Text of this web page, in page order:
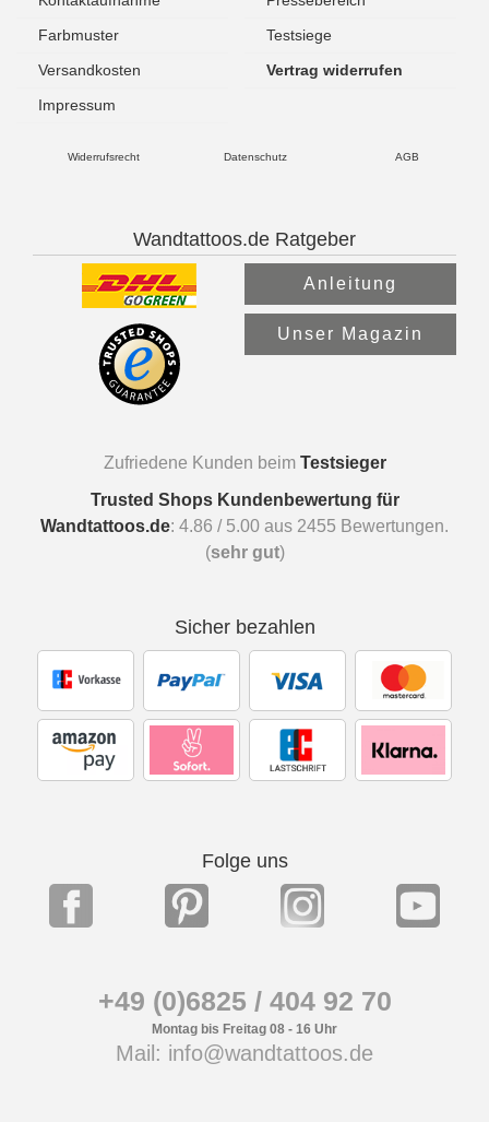
Farbmuster
Testsiege
Versandkosten
Vertrag widerrufen
Impressum
Widerrufsrecht Datenschutz AGB
Wandtattoos.de Ratgeber
Anleitung
Unser Magazin
Zufriedene Kunden beim Testsieger
Trusted Shops Kundenbewertung für
Wandtattoos.de: 4.86 / 5.00 aus 2455 Bewertungen.
(sehr gut)
Sicher bezahlen
Folge uns
+49 (0)6825 / 404 92 70
Montag bis Freitag 08 - 16 Uhr
Mail: info@wandtattoos.de